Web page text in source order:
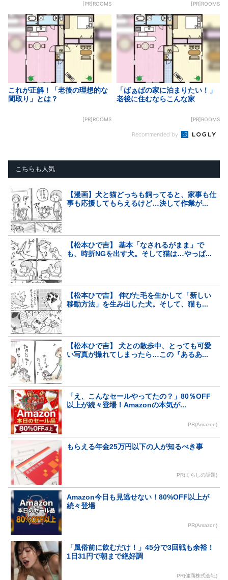
[PR]ROOMS [PR]ROOMS
これが正解！「老後の理想的な
間取り」とは？
[PR]ROOMS
「ばぁばの家に泊まりたい！」
老後に住むならこんな家
[PR]ROOMS
Recommended by
こちらも人気
【漫画】犬と猫どっちも飼ってると、家事も仕
事も応援してもらえるけど…決して作業が...
【松本ひで吉】 基本「なされるがまま」で
も、時折NGを出す犬。そして猫は…やっぱ...
【松本ひで吉】 伸びた毛を生かして「新しい
移動方法」を生み出した犬。そして、猫も...
【松本ひで吉】 犬との散歩中、とっても可愛
い写真が撮れてしまったら…この『あるあ...
「え、こんなセールやってたの？」80％OFF
以上が続々登場！Amazonの本気が...
PR(Amazon)
もらえる年金25万円以下の人が知るべき事
PR(くらしの話題)
Amazon今日も見逃せない！80%OFF以上が
続々登場
PR(Amazon)
「風俗前に飲むだけ！」45分で3回戦も余裕！
1日31円で朝まで絶好調
PR(健商株式会社)